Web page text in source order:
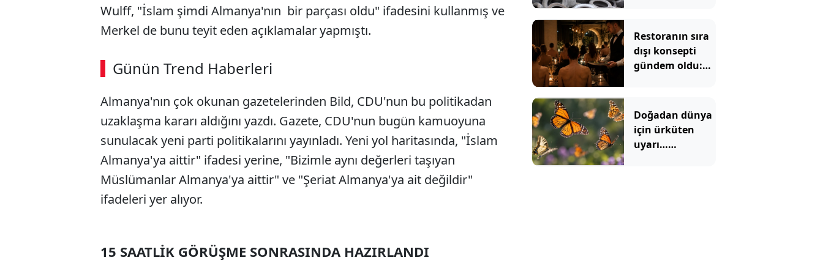
Wulff, "İslam şimdi Almanya'nın bir parçası oldu" ifadesini kullanmış ve
Merkel de bunu teyit eden açıklamalar yapmıştı.
Günün Trend Haberleri
Almanya'nın çok okunan gazetelerinden Bild, CDU'nun bu politikadan
uzaklaşma kararı aldığını yazdı. Gazete, CDU'nun bugün kamuoyuna
sunulacak yeni parti politikalarını yayınladı. Yeni yol haritasında, "İslam
Almanya'ya aittir" ifadesi yerine, "Bizimle aynı değerleri taşıyan
Müslümanlar Almanya'ya aittir" ve "Şeriat Almanya'ya ait değildir"
ifadeleri yer alıyor.
15 SAATLİK GÖRÜŞME SONRASINDA HAZIRLANDI
felaket oldu: 50
yıldır
temizlenemiyor
Restoranın sıra
dışı konsepti
gündem oldu:
uçuklattı
Doğadan dünya
için ürküten
uyarı…